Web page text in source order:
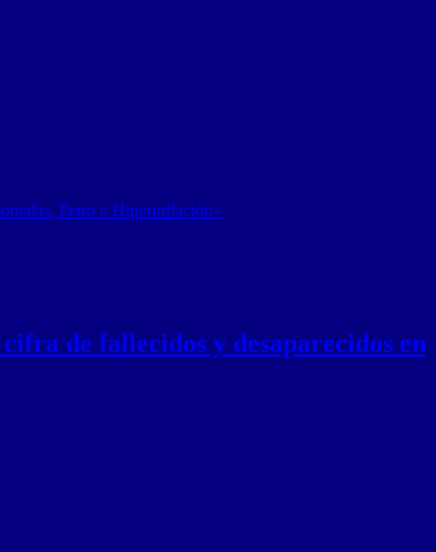
Petro e Hiperinflación»
de fallecidos y desaparecidos en